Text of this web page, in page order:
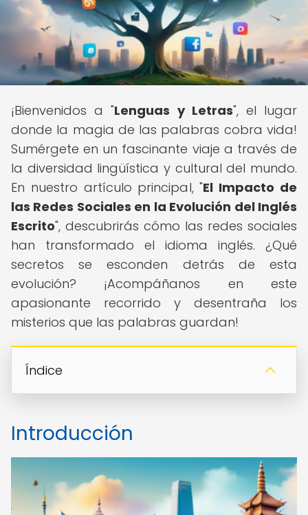
¡Bienvenidos a "Lenguas y Letras", el lugar
donde la magia de las palabras cobra vida!
Sumérgete en un fascinante viaje a través de
la diversidad lingüística y cultural del mundo.
En nuestro artículo principal, "El Impacto de
las Redes Sociales en la Evolución del Inglés
Escrito", descubrirás cómo las redes sociales
han transformado el idioma inglés. ¿Qué
secretos se esconden detrás de esta
evolución? ¡Acompáñanos en este
apasionante recorrido y desentraña los
misterios que las palabras guardan!
Índice
Introducción